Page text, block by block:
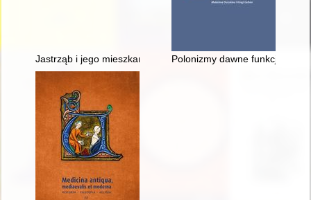
Jastrząb i jego mieszkańcy w świetle ksiąg miejskich z XVII
Polonizmy dawne